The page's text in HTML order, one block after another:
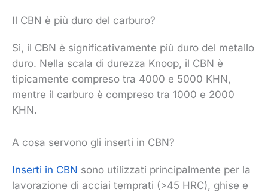
Il CBN è più duro del carburo?
Sì, il CBN è significativamente più duro del metallo
duro. Nella scala di durezza Knoop, il CBN è
tipicamente compreso tra 4000 e 5000 KHN,
mentre il carburo è compreso tra 1000 e 2000
KHN.
A cosa servono gli inserti in CBN?
Inserti in CBN sono utilizzati principalmente per la
lavorazione di acciai temprati (>45 HRC), ghise e